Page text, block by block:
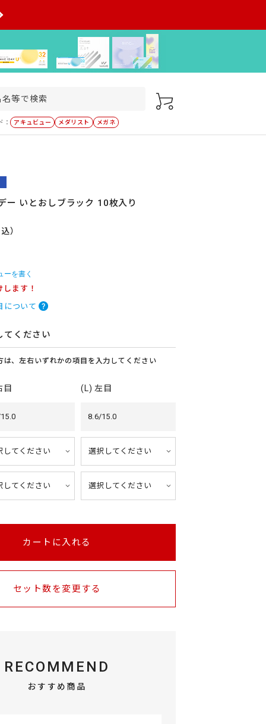
： アキュビュー メダリスト メガネ
ー いとおしブラック 10枚入り
）
ーを書く
ます！
について
てください
は、左右いずれかの項目を入力してください
目 (L) 左目
8.6/15.0
カートに入れる
セット数を変更する
RECOMMEND
おすすめ商品